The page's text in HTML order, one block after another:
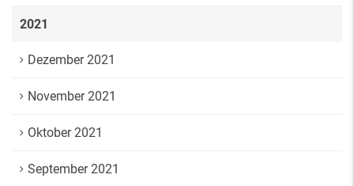
2021
Dezember 2021
November 2021
Oktober 2021
September 2021